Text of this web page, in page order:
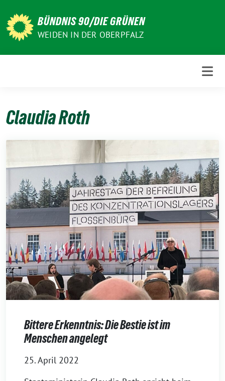
zum
Inhalt
BÜNDNIS 90/DIE GRÜNEN
WEIDEN IN DER OBERPFALZ
Claudia Roth
Bittere Erkenntnis: Die Bestie ist im
Menschen angelegt
25. April 2022